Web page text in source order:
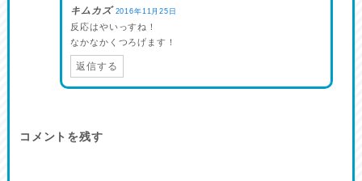
キムカズ 2016年11月25日
反応はやいっすね！
なかなかくつろげます！
返信する
コメントを残す